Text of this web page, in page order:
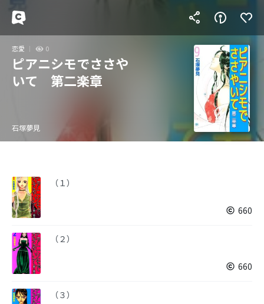
恋愛 0
ピアニシモでささや
いて 第二楽章
石塚夢見
（１）
660
（２）
660
（３）